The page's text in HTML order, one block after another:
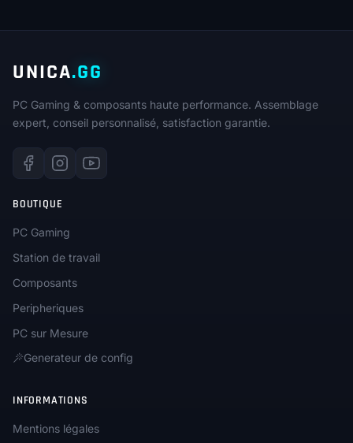
UNICA.GG
PC Gaming & composants haute performance. Assemblage
expert, conseil personnalisé, satisfaction garantie.
BOUTIQUE
PC Gaming
Station de travail
Composants
Peripheriques
PC sur Mesure
Generateur de config
INFORMATIONS
Mentions légales